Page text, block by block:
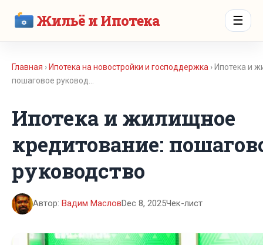
Жильё и Ипотека ☰
Главная › Ипотека на новостройки и господдержка › Ипотека и
пошаговое руковод…
Ипотека и жилищное
кредитование:
руководство
Автор: Вадим МасловDec 8, 2025Чек-лист